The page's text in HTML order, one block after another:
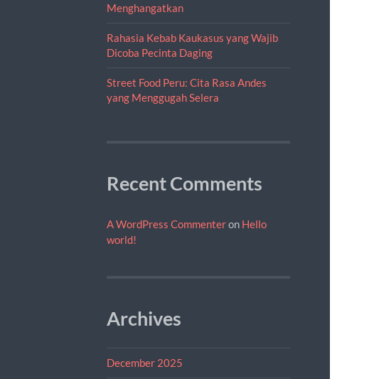
Menghangatkan
Rahasia Kebab Kaukasus yang Wajib
Dicoba Pecinta Daging
Street Food Peru: Cita Rasa Andes
yang Menggugah Selera
Recent Comments
A WordPress Commenteron Hello
world!
Archives
December 2025